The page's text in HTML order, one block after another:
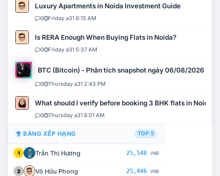
Luxury Apartments in Noida Investment Guide
0 Friday a31 6:13 AM
Is RERA Enough When Buying Flats in Noida?
0 Friday a31 5:37 AM
BTC (Bitcoin) - Phân tích snapshot ngày 06/08/2026
0 Thursday a31 2:43 PM
What should I verify before booking 3 BHK flats in Noida?
0 Thursday a31 8:01 AM
BẢNG XẾP HẠNG TOP 5
1 Trần Thị Hương 25,548 VNĐ
2 Võ Hữu Phong 25,446 VNĐ